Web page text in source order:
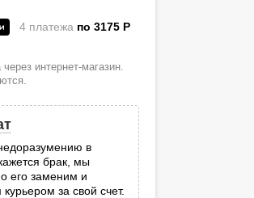
4 платежа по 3175 P
интернет-магазин.
в
брак, мы
его заменим и
курьером за свой счет.